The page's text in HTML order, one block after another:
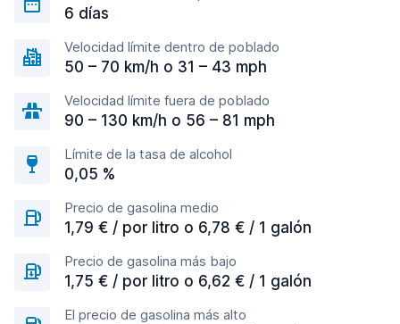
6 días
Velocidad límite dentro de poblado
50 – 70 km/h o 31 – 43 mph
Velocidad límite fuera de poblado
90 – 130 km/h o 56 – 81 mph
Límite de la tasa de alcohol
0,05 %
Precio de gasolina medio
1,79 € / por litro o 6,78 € / 1 galón
Precio de gasolina más bajo
1,75 € / por litro o 6,62 € / 1 galón
El precio de gasolina más alto